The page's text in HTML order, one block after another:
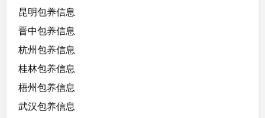
昆明包养信息
晋中包养信息
杭州包养信息
桂林包养信息
梧州包养信息
武汉包养信息